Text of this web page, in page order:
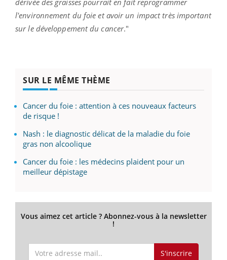
dérivée des graisses pourrait en fait reprogrammer
l'environnement du foie et avoir un impact très important
sur le développement du cancer."
SUR LE MÊME THÈME
Cancer du foie : attention à ces nouveaux facteurs
de risque !
Nash : le diagnostic délicat de la maladie du foie
gras non alcoolique
Cancer du foie : les médecins plaident pour un
meilleur dépistage
Vous aimez cet article ? Abonnez-vous à la newsletter
!
S'inscrire